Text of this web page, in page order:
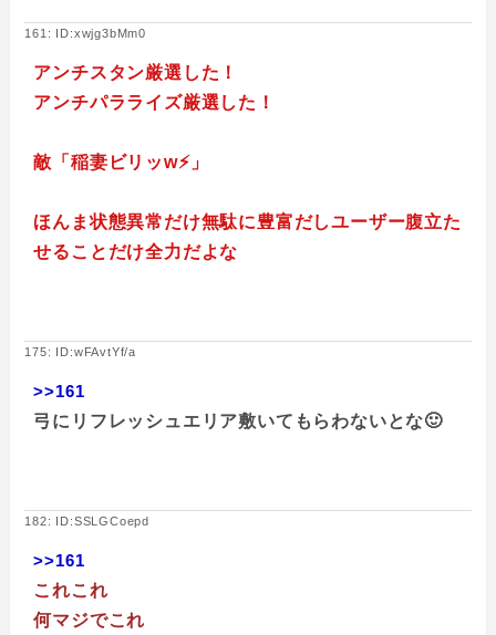
161: ID:xwjg3bMm0
アンチスタン厳選した！
アンチパラライズ厳選した！
敵「稲妻ビリッw⚡」
ほんま状態異常だけ無駄に豊富だしユーザー腹立た
せることだけ全力だよな
175: ID:wFAvtYf/a
>>161
弓にリフレッシュエリア敷いてもらわないとな🙂
182: ID:SSLGCoepd
>>161
これこれ
何マジでこれ